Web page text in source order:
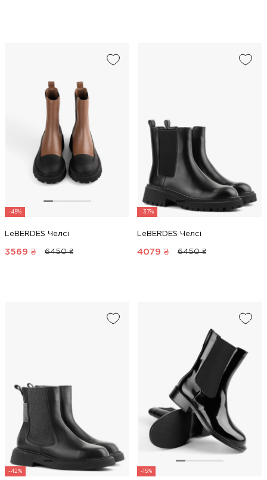
-45%
LeBERDES Челсі
3569 ₴ 6450 ₴
-37%
LeBERDES Челсі
4079 ₴ 6450 ₴
-42% -15%